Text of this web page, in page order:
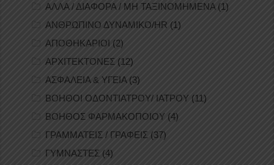
ΑΛΛΑ / ΔΙΑΦΟΡΑ / ΜΗ ΤΑΞΙΝΟΜΗΜΕΝΑ (1)
ΑΝΘΡΩΠΙΝΟ ΔΥΝΑΜΙΚΟ/HR (1)
ΑΠΟΘΗΚΑΡΙΟΙ (2)
ΑΡΧΙΤΕΚΤΟΝΕΣ (12)
ΑΣΦΑΛΕΙΑ & ΥΓΕΙΑ(3)
ΒΟΗΘΟΙ ΟΔΟΝΤΙΑΤΡΟΥ/ ΙΑΤΡΟΥ (11)
ΒΟΗΘΟΣ ΦΑΡΜΑΚΟΠΟΙΟΥ (4)
ΓΡΑΜΜΑΤΕΙΣ / ΓΡΑΦΕΙΣ (37)
ΓΥΜΝΑΣΤΕΣ (4)